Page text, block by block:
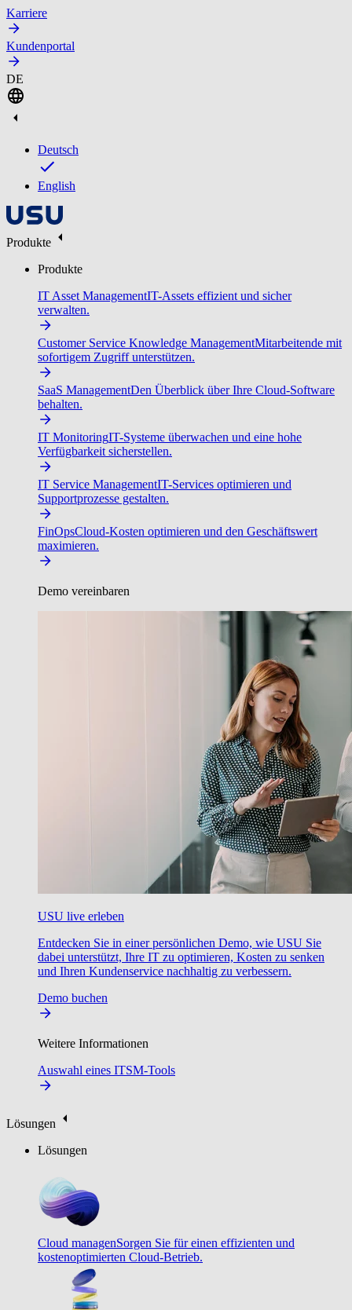
Karriere
Kundenportal
DE
Deutsch
English
Produkte
Produkte
IT Asset ManagementIT-Assets effizient und sicher
verwalten.
Customer Service Knowledge ManagementMitarbeitende mit
sofortigem Zugriff unterstützen.
SaaS ManagementDen Überblick über Ihre Cloud-Software
behalten.
IT MonitoringIT-Systeme überwachen und eine hohe
Verfügbarkeit sicherstellen.
IT Service ManagementIT-Services optimieren und
Supportprozesse gestalten.
FinOpsCloud-Kosten optimieren und den Geschäftswert
maximieren.
Demo vereinbaren
USU live erleben
Entdecken Sie in einer persönlichen Demo, wie USU Sie
dabei unterstützt, Ihre IT zu optimieren, Kosten zu senken
und Ihren Kundenservice nachhaltig zu verbessern.
Demo buchen
Weitere Informationen
Auswahl eines ITSM-Tools
Lösungen
Lösungen
Cloud managenSorgen Sie für einen effizienten und
kostenoptimierten Cloud-Betrieb.